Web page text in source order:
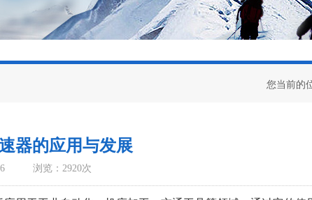
您当前的
器的应用与发展
浏览：2920次